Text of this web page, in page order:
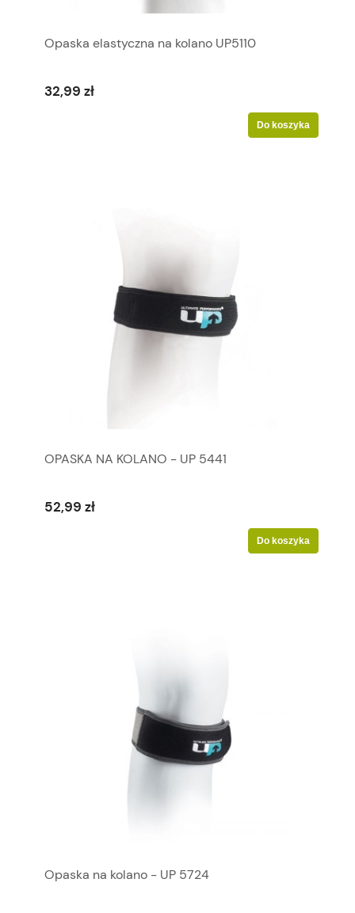
Opaska elastyczna na kolano UP5110
32,99 zł
Do koszyka
OPASKA NA KOLANO - UP 5441
52,99 zł
Do koszyka
Opaska na kolano - UP 5724